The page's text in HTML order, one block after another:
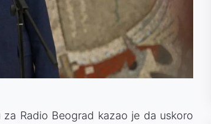
Radio Beograd kazao je da uskoro